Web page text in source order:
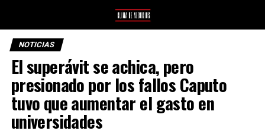
NOTICIAS
El superávit se achica, pero
presionado por los fallos Caputo
tuvo que aumentar el gasto en
universidades